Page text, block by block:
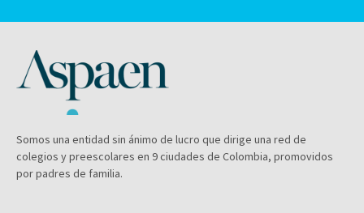
Somos una entidad sin ánimo de lucro que dirige una red de
colegios y preescolares en 9 ciudades de Colombia, promovidos
por padres de familia.